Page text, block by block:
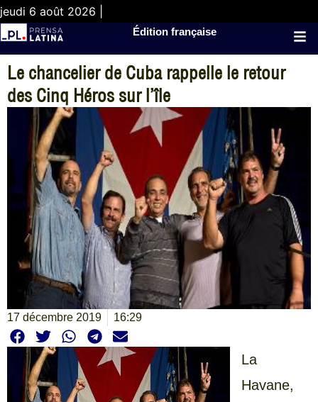
jeudi 6 août 2026 |
Édition française
Le chancelier de Cuba rappelle le retour
des Cinq Héros sur l’île
17 décembre 2019 16:29
La
Havane,